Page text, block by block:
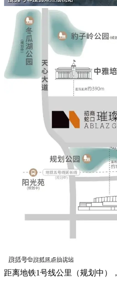
距离地铁1号线公里（规划中），